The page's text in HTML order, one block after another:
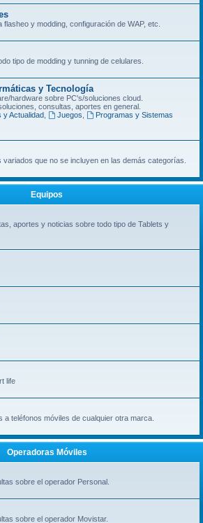
y modding, configuración de WAP, etc.
tipo de modding y tunning de celulares.
y Tecnología
hardware sobre PC's/soluciones cloud.
consultas, aportes en general.
y Actualidad, Juegos
Programas y Sistemas
que no se incluyen en las demás categorí­as.
Equipos
aportes y noticias sobre todo tipo de Tablets y
life
a teléfonos móviles de cualquier otra marca.
Operadoras Móviles
sobre el operador Personal.
sobre el operador Movistar.